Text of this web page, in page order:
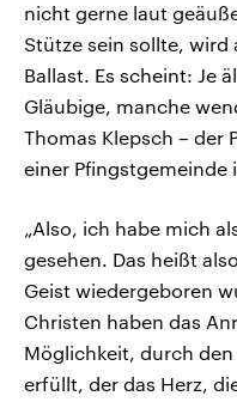
nicht gerne laut
Stütze sein sollte,
Ballast. Es scheint: Je
Gläubige, manche
Thomas Klepsch – der
einer Pfingstgemeinde
„Also, ich habe mich
gesehen. Das heißt
Geist wiedergeboren
Christen haben das
Möglichkeit, durch
erfüllt, der das Herz,